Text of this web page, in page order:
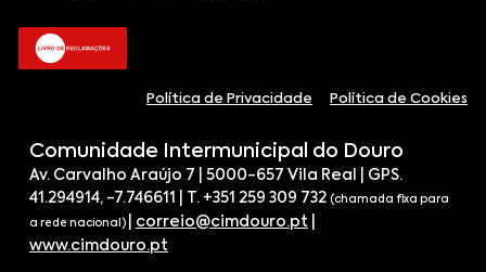
Política de Privacidade Política de Cookies
Comunidade Intermunicipal do Douro
Av. Carvalho Araújo 7 | 5000-657 Vila Real | GPS.
41.294914, -7.746611 | T. +351 259 309 732 (chamada fixa para
a rede nacional) correio@cimdouro.pt
www.cimdouro.pt